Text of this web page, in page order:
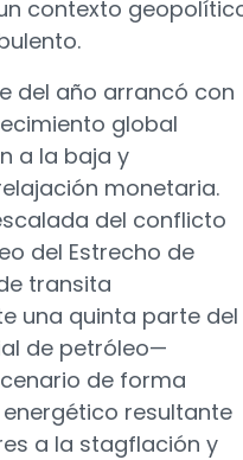
contexto
del año arrancó con
global
a la baja y
monetaria.
del conflicto
del Estrecho de
transita
una quinta parte del
de petróleo—
de forma
energético resultante
a la stagflación y